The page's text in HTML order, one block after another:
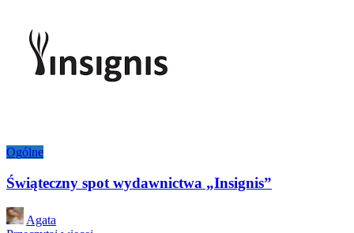
Ogólne
Świąteczny spot wydawnictwa „Insignis”
Posted
by
Agata